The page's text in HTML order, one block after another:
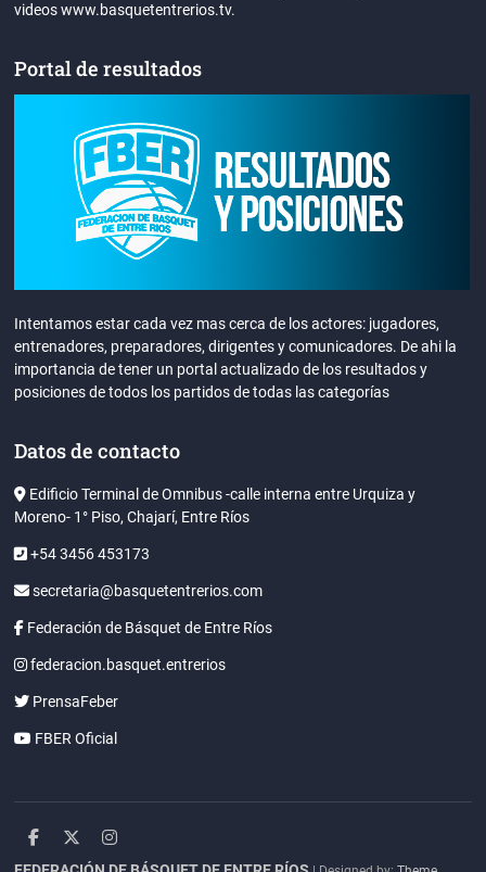
videos www.basquetentrerios.tv.
Portal de resultados
Intentamos estar cada vez mas cerca de los actores: jugadores,
entrenadores, preparadores, dirigentes y comunicadores. De ahi la
importancia de tener un portal actualizado de los resultados y
posiciones de todos los partidos de todas las categorías
Datos de contacto
Edificio Terminal de Omnibus -calle interna entre Urquiza y
Moreno- 1° Piso, Chajarí, Entre Ríos
+54 3456 453173
secretaria@basquetentrerios.com
Federación de Básquet de Entre Ríos
federacion.basquet.entrerios
PrensaFeber
FBER Oficial
facebook
twitterinstagram